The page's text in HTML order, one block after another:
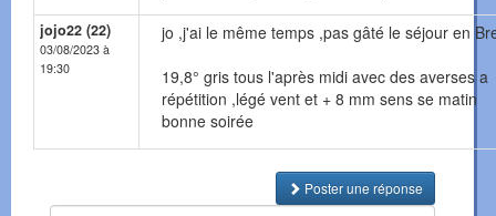
jojo22 (22)
03/08/2023 à
19:30
jo ,j'ai le même temps ,pas gâté le séjour en
19,8° gris tous l'après midi avec des averses a
répétition ,légé vent et + 8 mm sens se matin
bonne soirée
Poster une réponse